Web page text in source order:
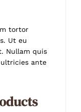
tortor
Ut eu
Nullam quis
ante